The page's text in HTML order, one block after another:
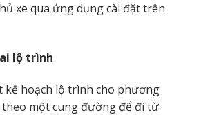
xe qua ứng dụng cài đặt trên
lộ trình
kế hoạch lộ trình cho phương
theo một cung đường để đi từ